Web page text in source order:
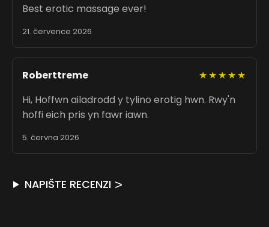
Best erotic massage ever!
21. července 2026
Roberttreme
★★★★★
Hi, Hoffwn ailadrodd y tylino erotig hwn. Rwy'n
hoffi eich pris yn fawr iawn.
5. června 2026
NAPIŠTE RECENZI